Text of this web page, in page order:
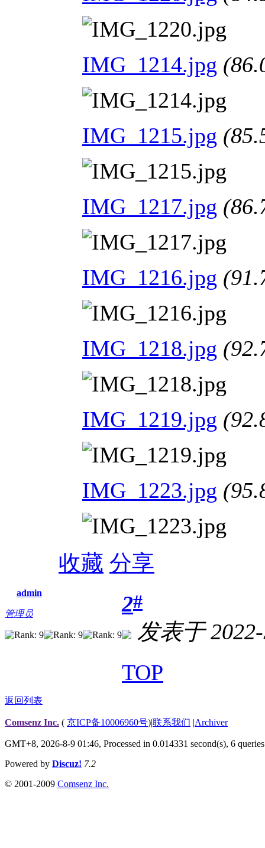
IMG_1214.jpg
IMG_1215.jpg
IMG_1217.jpg
IMG_1216.jpg
IMG_1218.jpg
IMG_1219.jpg
IMG_1223.jpg
收藏 分享
admin
管理员 2#
发表于
TOP
返回列表
Comsenz Inc. ( 京ICP备10006960号)|联系我们 |Archiver
GMT+8, 2026-8-9 01:46, Processed in 0.014331 second(s), 6 queries
Powered by Discuz! 7.2
© 2001-2009 Comsenz Inc.